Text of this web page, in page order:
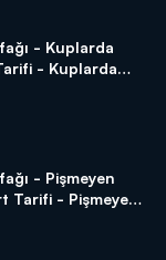
- Kuplarda
- Kuplarda
- Pişmeyen
Tarifi - Pişmeyen